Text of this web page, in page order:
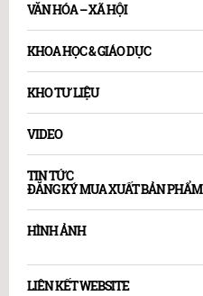
VĂN HÓA – XÃ HỘI
KHOA HỌC & GIÁO DỤC
KHO TƯ LIỆU
VIDEO
TIN TỨC
ĐĂNG KÝ MUA XUẤT BẢN PHẨM
HÌNH ẢNH
LIÊN KẾT WEBSITE